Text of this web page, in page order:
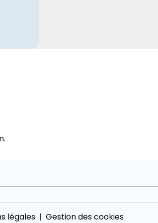
légales Gestion des cookies